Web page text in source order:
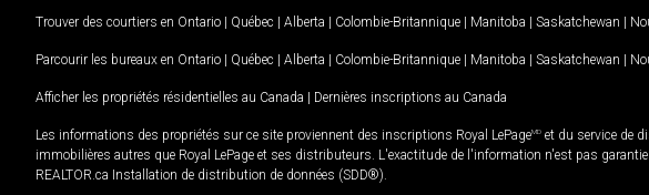
Trouver des courtiers en Ontario | Québec | Alberta | Colombie-Britannique | Manitoba | Saskatchewan |
Parcourir les bureaux en Ontario | Québec | Alberta | Colombie-Britannique | Manitoba | Saskatchewan |
Afficher les propriétés résidentielles au Canada | Dernières inscriptions au Canada
Les informations des propriétés sur ce site proviennent des inscriptions Royal LePageMD et du service de
immobilières autres que Royal LePage et ses distributeurs. L'exactitude de l'information n'est pas
REALTOR.ca Installation de distribution de données (SDD®).